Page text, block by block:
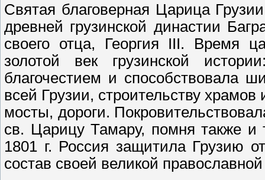
Святая благоверная Царица
древней грузинской династии
своего отца, Георгия III. Время
золотой век грузинской
благочестием и способствовала
всей Грузии, строительству
мосты, дороги.
св. Царицу Тамару, помня также и
1801 г. Россия защитила Грузию
состав своей великой